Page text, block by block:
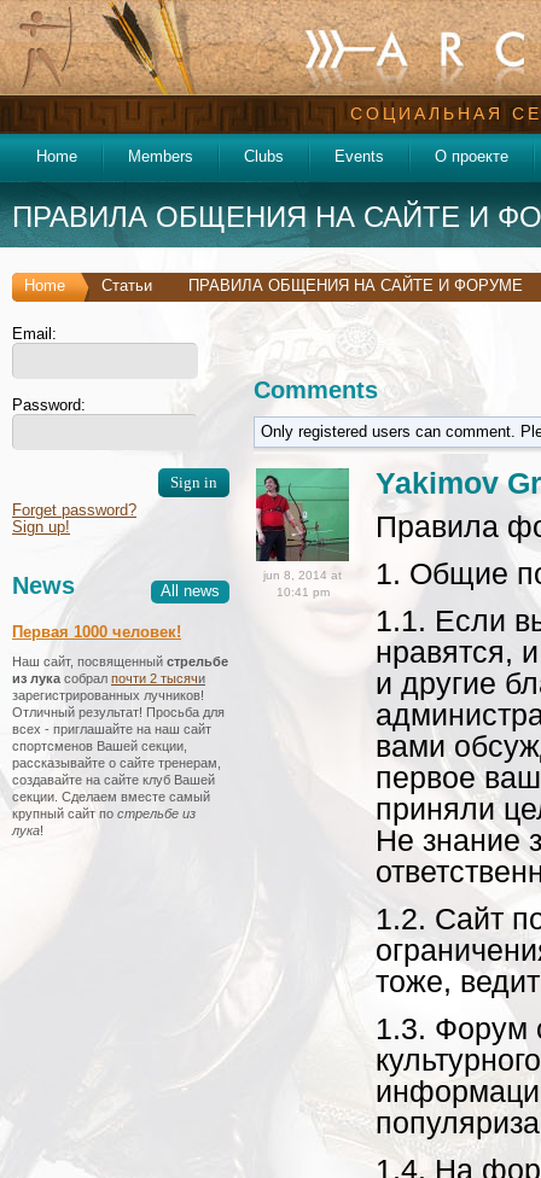
СОЦИАЛЬНАЯ
Home Members Clubs Events О проекте
ПРАВИЛА ОБЩЕНИЯ НА САЙТЕ И
Home Статьи ПРАВИЛА ОБЩЕНИЯ НА САЙТЕ И ФОРУМЕ
Email:
Password:
Forget password?
Sign up!
All news
News
Первая 1000 человек!
Наш сайт, посвященный стрельбе
из лука собрал почти 2 тысячи
зарегистрированных лучников!
Отличный результат! Просьба для
всех - приглашайте на наш сайт
спортсменов Вашей секции,
рассказывайте о сайте тренерам,
создавайте на сайте клуб Вашей
секции. Сделаем вместе самый
крупный сайт по стрельбе из
лука!
Comments
Only registered users can comment.
jun 8, 2014 at
10:41 pm
Yakimov
Правила
1. Общие
1.1. Если
нравятся,
и другие
вами
первое
приняли
Не знание
1.2. Сайт
тоже,
1.3. Форум
1.4. На